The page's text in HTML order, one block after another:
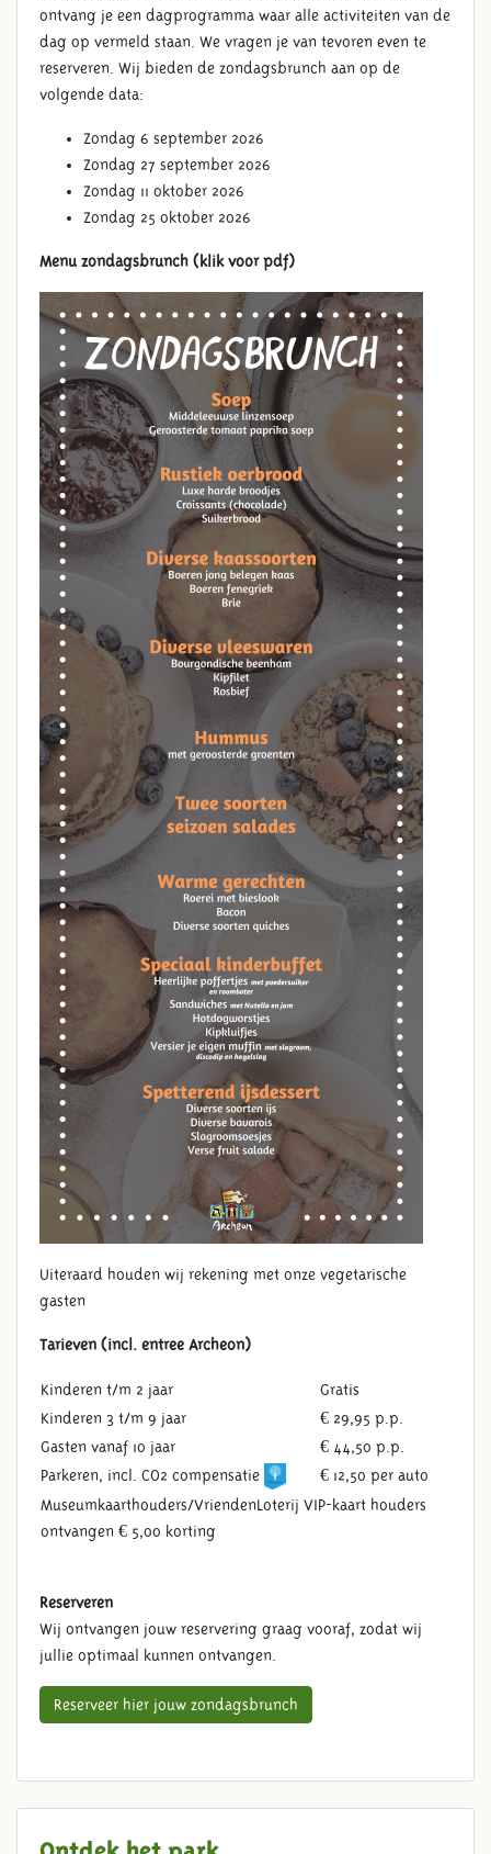
ontvang je een dagprogramma waar alle activiteiten van de
dag op vermeld staan. We vragen je van tevoren even te
reserveren. Wij bieden de zondagsbrunch aan op de
volgende data:
Zondag 6 september 2026
Zondag 27 september 2026
Zondag 11 oktober 2026
Zondag 25 oktober 2026
Menu zondagsbrunch (klik voor pdf)
Uiteraard houden wij rekening met onze vegetarische
gasten
Tarieven (incl. entree Archeon)
Kinderen t/m 2 jaar
Gratis
Kinderen 3 t/m 9 jaar
€ 29,95 p.p.
Gasten vanaf 10 jaar
€ 44,50 p.p.
Parkeren, incl. CO2 compensatie
€ 12,50 per auto
Museumkaarthouders/VriendenLoterij VIP-kaart houders
ontvangen € 5,00 korting
Reserveren
Wij ontvangen jouw reservering graag vooraf, zodat wij
jullie optimaal kunnen ontvangen.
Reserveer hier jouw zondagsbrunch
Ontdek het park